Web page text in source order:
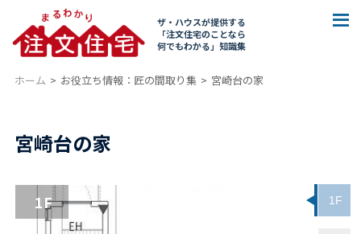
ザ・ハウスが提供する
「注文住宅のことなら
何でもわかる」知識集
ホーム お役立ち情報：匠の間取り集 宮崎台の家
宮崎台の家
1F